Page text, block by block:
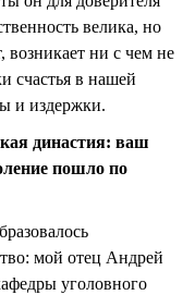
велика, но
возникает ни с чем не
счастья в нашей
и издержки.
династия: ваш
пошло по
мой отец Андрей
уголовного